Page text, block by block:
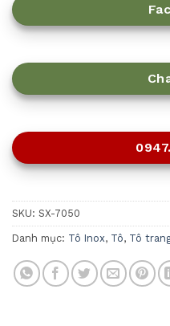
SKU: SX-7050
Danh mục: Tô Inox, Tô, Tô